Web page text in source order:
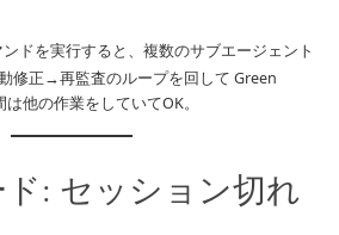
ンドを実行すると、複数のサブエージェント
修正→再監査のループを回して Green
他の作業をしていてOK。
: セッション切れ